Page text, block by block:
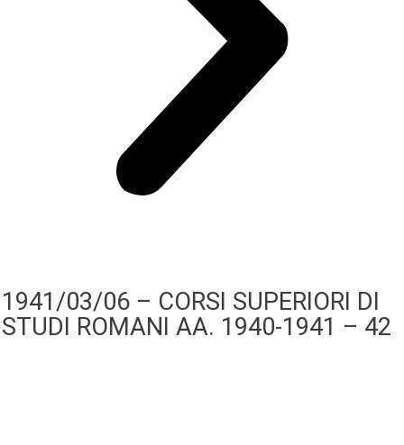
1941/03/06 – CORSI SUPERIORI DI
STUDI ROMANI AA. 1940-1941 – 42